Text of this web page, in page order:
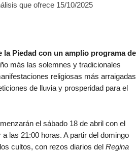
que ofrece 15/10/2025
Piedad con un amplio programa de
más las solemnes y tradicionales
religiosas más arraigadas
de lluvia y prosperidad para el
el sábado 18 de abril con el
las 21:00 horas. A partir del domingo
cultos, con rezos diarios del Regina